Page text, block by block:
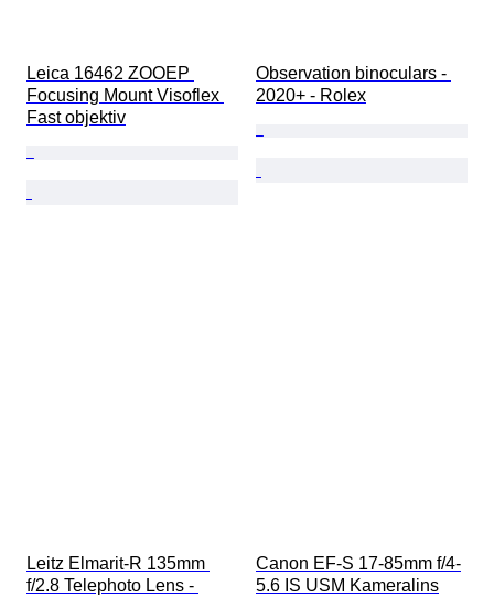
Leica 16462 ZOOEP
Focusing Mount Visoflex
Fast objektiv
Observation binoculars -
2020+ - Rolex
Leitz Elmarit-R 135mm
f/2.8 Telephoto Lens -
Canon EF-S 17-85mm f/4-
5.6 IS USM Kameralins